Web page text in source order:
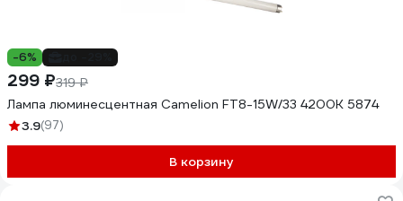
-6%
299 ₽319 ₽
Лампа люминесцентная Camelion FT8-15W/33 4200K 5874
3.9(97)
В корзину